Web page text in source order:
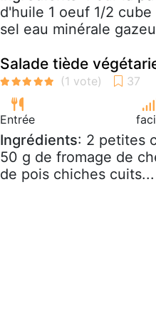
d'huile 1 oeuf 1/2
sel eau minérale
Salade tiède
Entrée
Ingrédients: 2 petites
50 g de fromage de
de pois chiches cuits...